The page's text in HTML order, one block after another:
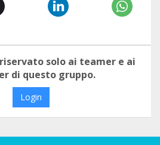
solo ai teamer e ai
di questo gruppo.
Login